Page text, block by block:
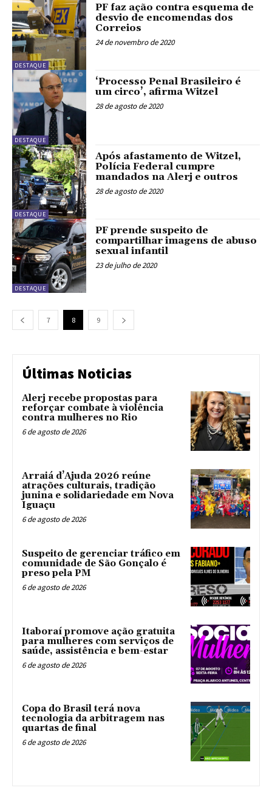
DESTAQUE
PF faz ação contra esquema de
desvio de encomendas dos
Correios
24 de novembro de 2020
DESTAQUE
‘Processo Penal Brasileiro é
um circo’, afirma Witzel
28 de agosto de 2020
DESTAQUE
Após afastamento de Witzel,
Polícia Federal cumpre
mandados na Alerj e outros
28 de agosto de 2020
DESTAQUE
PF prende suspeito de
compartilhar imagens de abuso
sexual infantil
23 de julho de 2020
7 8 9
Últimas Noticias
Alerj recebe propostas para
reforçar combate à violência
contra mulheres no Rio
6 de agosto de 2026
Arraiá d’Ajuda 2026 reúne
atrações culturais, tradição
junina e solidariedade em Nova
Iguaçu
6 de agosto de 2026
Suspeito de gerenciar tráfico em
comunidade de São Gonçalo é
preso pela PM
6 de agosto de 2026
Itaboraí promove ação gratuita
para mulheres com serviços de
saúde, assistência e bem-estar
6 de agosto de 2026
Copa do Brasil terá nova
tecnologia da arbitragem nas
quartas de final
6 de agosto de 2026